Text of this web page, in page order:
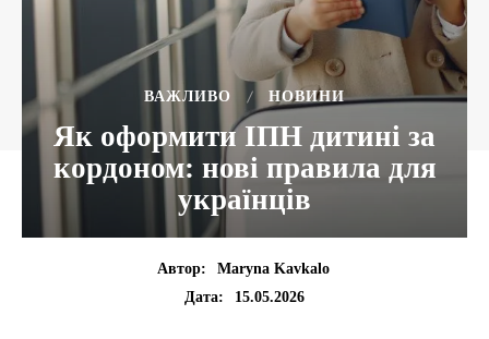
ВАЖЛИВО НОВИНИ
Як оформити ІПН дитині за
кордоном: нові правила для
українців
Автор:
Maryna Kavkalo
Дата:
15.05.2026